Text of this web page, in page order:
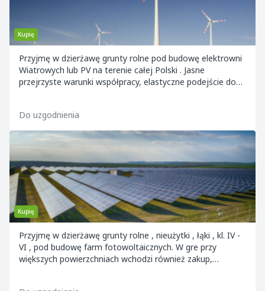
Kupię
Przyjmę w dzierżawę grunty rolne pod budowę elektrowni
Wiatrowych lub PV na terenie całej Polski . Jasne
przejrzyste warunki współpracy, elastyczne podejście do
Do uzgodnienia
Kupię
Przyjmę w dzierżawę grunty rolne , nieużytki , łąki , kl. IV -
VI , pod budowę farm fotowoltaicznych. W gre przy
większych powierzchniach wchodzi również zakup,